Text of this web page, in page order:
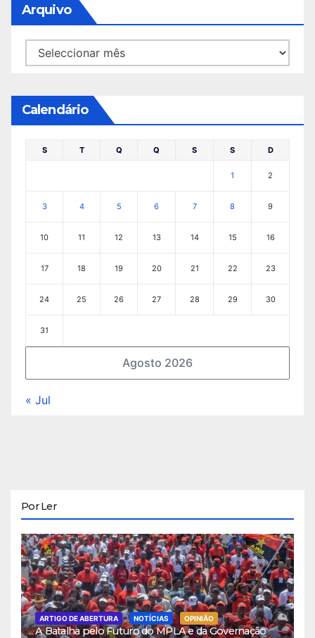
Arquivo
Arquivo
Calendário
Agosto 2026
S T Q Q S S D
1 2
3 4 5 6 7 8 9
10 11 12 13 14 15 16
17 18 19 20 21 22 23
24 25 26 27 28 29 30
31
« Jul
Por Ler
ARTIGO DE ABERTURA NOTÍCIAS OPINIÃO
A Batalha pelo Futuro do MPLA e da Governação